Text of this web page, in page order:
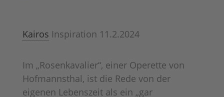
Kairos Inspiration 11.2.2024
Im „Rosenkavalier“, einer Operette von
Hofmannsthal, ist die Rede von der
eigenen Lebenszeit als ein „gar